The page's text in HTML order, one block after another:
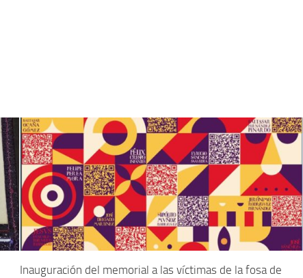
Inauguración del memorial a las víctimas de la fosa de